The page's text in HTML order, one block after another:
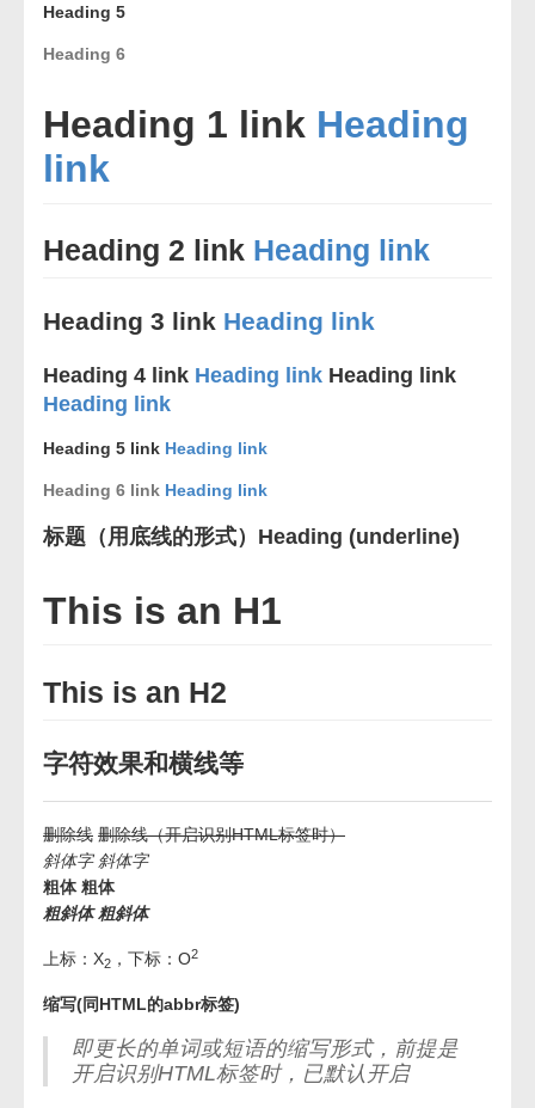
Heading 5
Heading 6
Heading 1 link Heading
link
Heading 2 link Heading link
Heading 3 link Heading link
Heading 4 link Heading link Heading link
Heading link
Heading 5 link Heading link
Heading 6 link Heading link
标题（用底线的形式）Heading (underline)
This is an H1
This is an H2
字符效果和横线等
删除线 删除线（开启识别HTML标签时）
斜体字 斜体字
粗体 粗体
粗斜体 粗斜体
上标：X2 ，下标：O2
缩写(同HTML的abbr标签)
即更长的单词或短语的缩写形式，前提是
开启识别HTML标签时，已默认开启